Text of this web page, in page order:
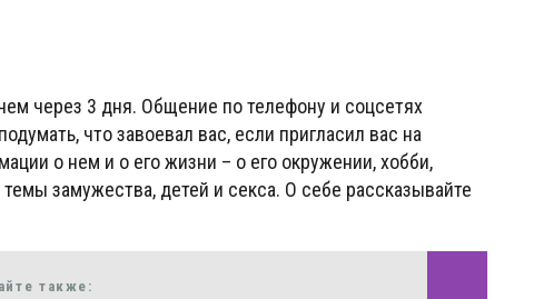
через 3 дня. Общение по телефону и соцсетях
что завоевал вас, если пригласил вас на
о нем и о его жизни – о его окружении, хобби,
замужества, детей и секса. О себе рассказывайте
также: